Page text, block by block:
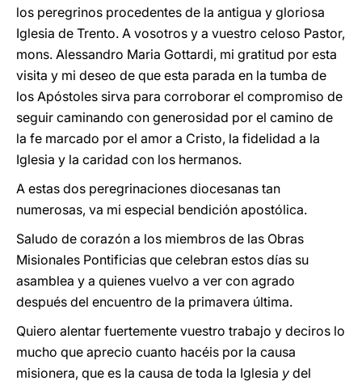
los peregrinos procedentes de la antigua y gloriosa
Iglesia de Trento. A vosotros y a vuestro celoso Pastor,
mons. Alessandro Maria Gottardi, mi gratitud por esta
visita y mi deseo de que esta parada en la tumba de
los Apóstoles sirva para corroborar el compromiso de
seguir caminando con generosidad por el camino de
la fe marcado por el amor a Cristo, la fidelidad a la
Iglesia y la caridad con los hermanos.
A estas dos peregrinaciones diocesanas tan
numerosas, va mi especial bendición apostólica.
Saludo de corazón a los miembros de las Obras
Misionales Pontificias que celebran estos días su
asamblea y a quienes vuelvo a ver con agrado
después del encuentro de la primavera última.
Quiero alentar fuertemente vuestro trabajo y deciros lo
mucho que aprecio cuanto hacéis por la causa
misionera, que es la causa de toda la Iglesia y del